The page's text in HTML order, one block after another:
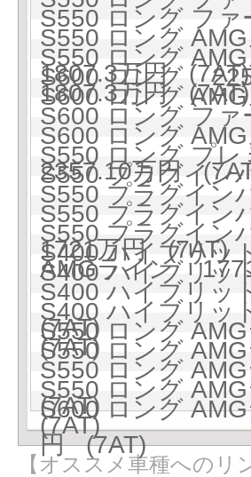
S550 ロング フ
S550 ロング
1807.3万円 (7AT)
S550 ロング
1807.3万円 (7AT)
S600 ロング
S600 ロング
S600 ロング フ
S600 ロング
2357.10万円
S550 ロング プ
S550 プラグイ
S550 プラグイ
S550 プラグイン
1721万円 (7AT)
S550 プラグイン
AMGライン
S400 ハイブリ
S400 ハイブリ
S400 ハイブリ
(7AT)
S400 ハイブリ
(7AT)
S550 ロング
S550 ロング
S550 ロング
(7AT)
S550 ロング
(7AT)
S600 ロング
円 (7AT)
【オススメ車種へのリ